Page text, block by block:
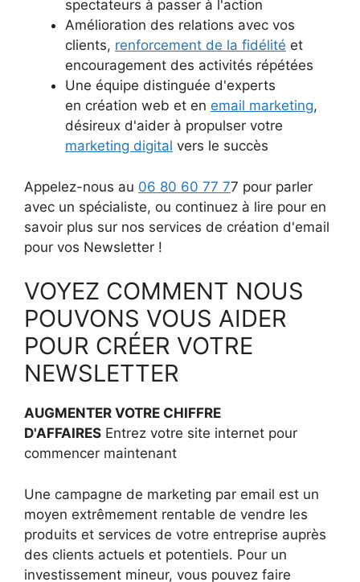
spectateurs à passer à l'action
Amélioration des relations avec vos
clients, renforcement de la fidélité et
encouragement des activités répétées
Une équipe distinguée d'experts
en création web et en email marketing,
désireux d'aider à propulser votre
marketing digital vers le succès
Appelez-nous au 06 80 60 77 77 pour parler
avec un spécialiste, ou continuez à lire pour en
savoir plus sur nos services de création d'email
pour vos Newsletter !
VOYEZ COMMENT NOUS
POUVONS VOUS AIDER
POUR CRÉER VOTRE
NEWSLETTER
AUGMENTER VOTRE CHIFFRE
D'AFFAIRES Entrez votre site internet pour
commencer maintenant
Une campagne de marketing par email est un
moyen extrêmement rentable de vendre les
produits et services de votre entreprise auprès
des clients actuels et potentiels. Pour un
investissement mineur, vous pouvez faire